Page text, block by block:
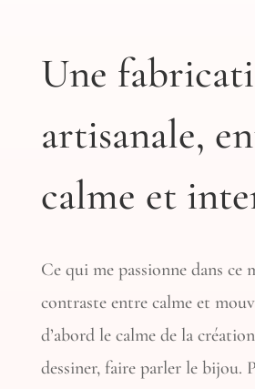
Une
artisanale,
calme et
Ce qui me passionne dans ce
contraste entre calme et
d’abord le calme de la
dessiner, faire parler le bijou.